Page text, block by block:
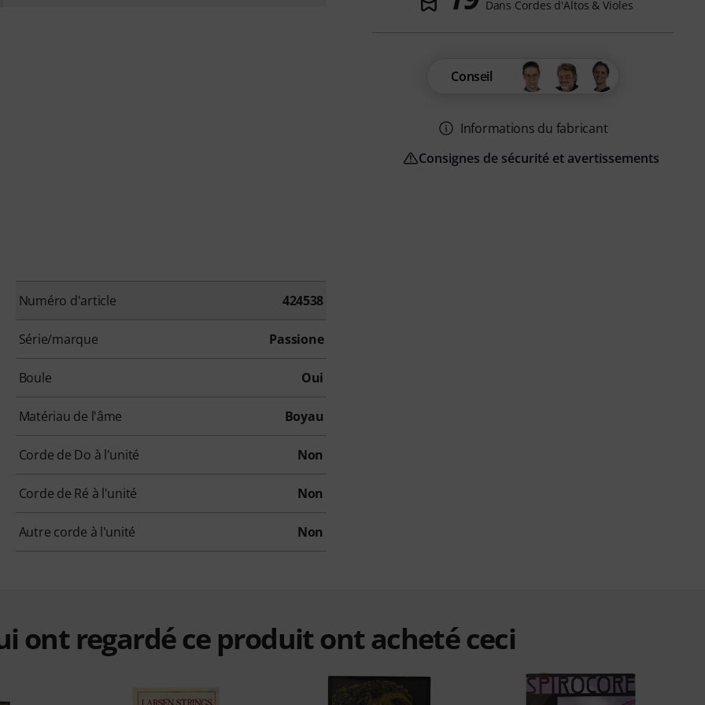
Numéro d'article 424538
Série/marque Passione
Boule Oui
Matériau de l'âme Boyau
Corde de Do à l'unité Non
Corde de Ré à l'unité Non
Autre corde à l'unité Non
Dans Cordes d'Altos & Violes
Conseil
Informations du fabricant
Consignes de sécurité et avertissements
ont regardé ce produit ont acheté ceci